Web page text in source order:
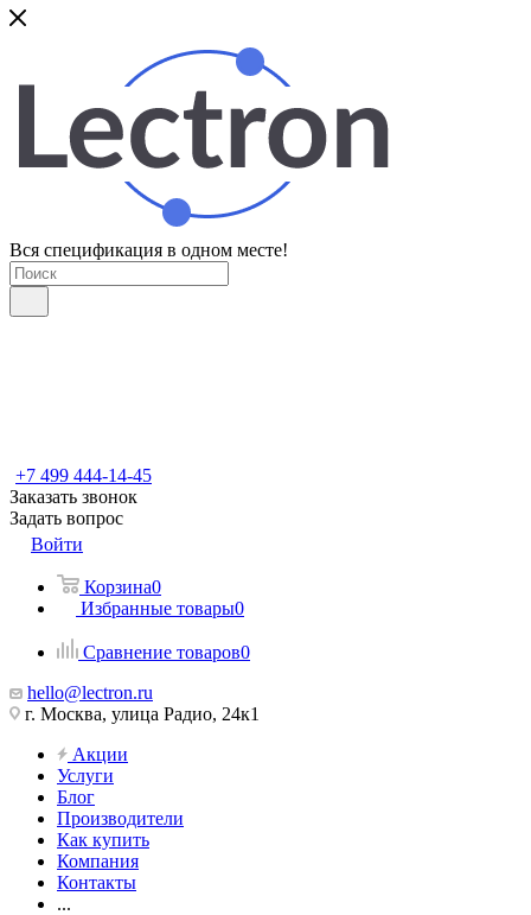
Вся спецификация в одном месте!
+7 499 444-14-45
Заказать звонок
Задать вопрос
Войти
Корзина0
Избранные товары0
Сравнение товаров0
hello@lectron.ru
г. Москва, улица Радио, 24к1
Акции
Услуги
Блог
Производители
Как купить
Компания
Контакты
...